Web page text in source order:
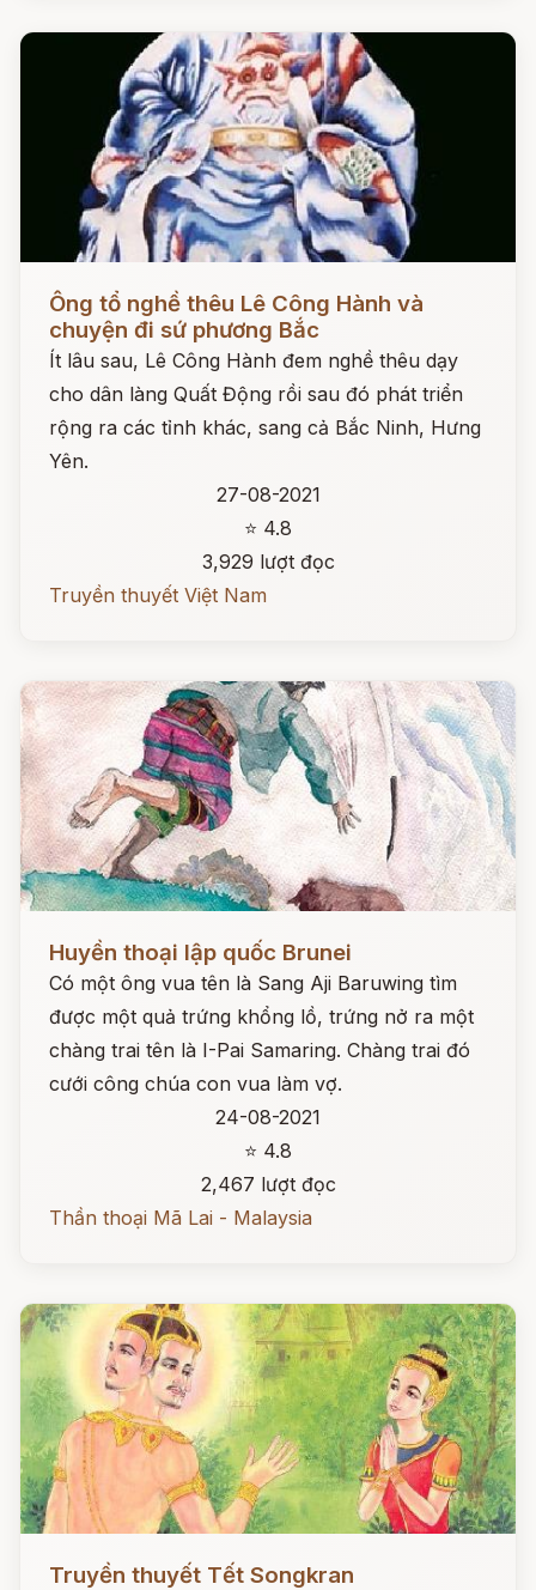
Đọc ngay
Ông tổ nghề thêu Lê Công Hành và
chuyện đi sứ phương Bắc
Ít lâu sau, Lê Công Hành đem nghề thêu dạy
cho dân làng Quất Động rồi sau đó phát triển
rộng ra các tỉnh khác, sang cả Bắc Ninh, Hưng
Yên.
27-08-2021
⭐ 4.8
3,929 lượt đọc
Truyền thuyết Việt Nam
Đọc ngay
Huyền thoại lập quốc Brunei
Có một ông vua tên là Sang Aji Baruwing tìm
được một quả trứng khổng lồ, trứng nở ra một
chàng trai tên là I-Pai Samaring. Chàng trai đó
cưới công chúa con vua làm vợ.
24-08-2021
⭐ 4.8
2,467 lượt đọc
Thần thoại Mã Lai - Malaysia
Đọc ngay
Truyền thuyết Tết Songkran